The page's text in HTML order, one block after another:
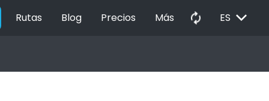
Rutas Blog Precios Más autorenew ES EXPAND_MORE